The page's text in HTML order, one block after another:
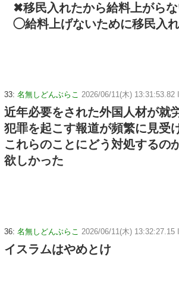
✖移民入れたから給料上がら
◯給料上げないために移民入
33: 名無しどんぶらこ 2026/06/11(木) 13:31:53.82
近年必要をされた外国人材が就
犯罪を起こす報道が頻繁に見受
これらのことにどう対処するの
欲しかった
36: 名無しどんぶらこ 2026/06/11(木) 13:32:27.15
イスラムはやめとけ